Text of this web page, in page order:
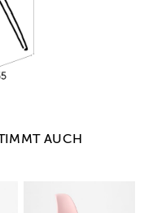
AUCH